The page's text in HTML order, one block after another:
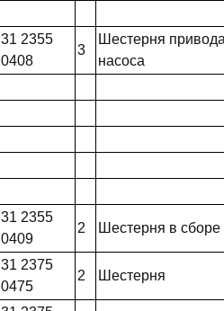
31 2355
0408
3
Шестерня
насоса
31 2355
0409
2 Шестерня в сборе
31 2375
0475
2 Шестерня